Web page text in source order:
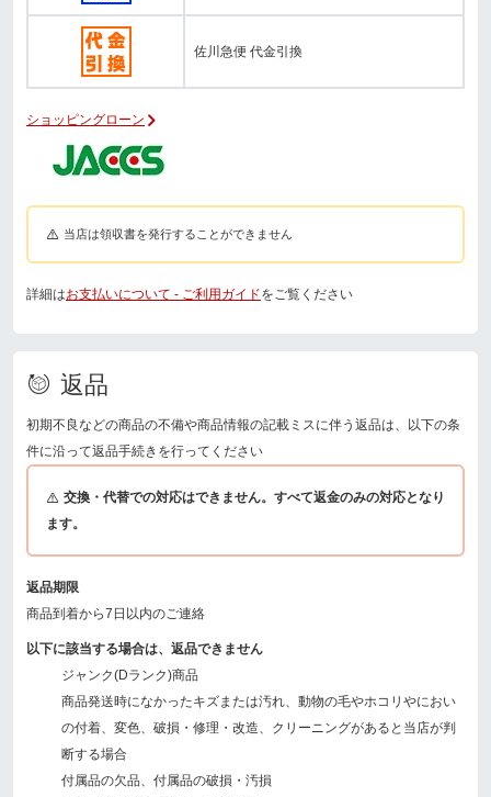
佐川急便 代金引換
ショッピングローン
当店は領収書を発行することができません
詳細はお支払いについて - ご利用ガイドをご覧ください
返品
初期不良などの商品の不備や商品情報の記載ミスに伴う返品は、以下の条
件に沿って返品手続きを行ってください
交換・代替での対応はできません。すべて返金のみの対応となり
ます。
返品期限
商品到着から7日以内のご連絡
以下に該当する場合は、返品できません
ジャンク(Dランク)商品
商品発送時になかったキズまたは汚れ、動物の毛やホコリやにおい
の付着、変色、破損・修理・改造、クリーニングがあると当店が判
断する場合
付属品の欠品、付属品の破損・汚損